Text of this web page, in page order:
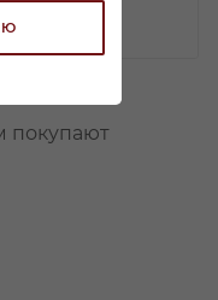
покупают